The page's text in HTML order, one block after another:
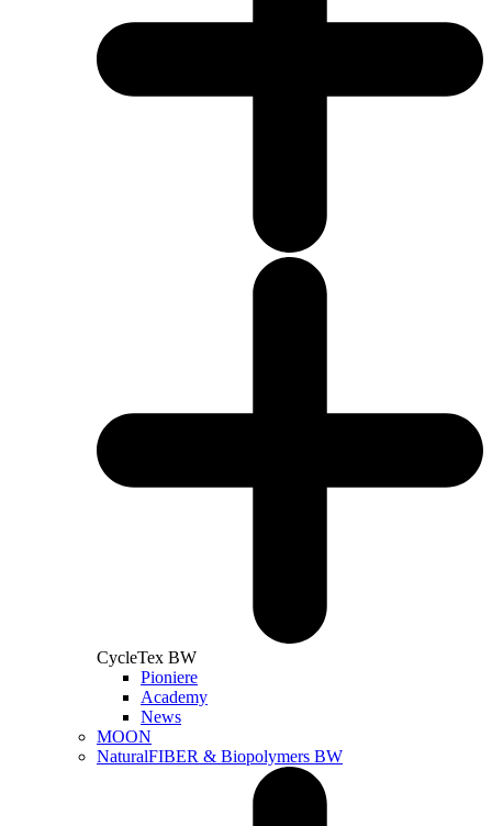
CycleTex BW
Pioniere
Academy
News
MOON
NaturalFIBER & Biopolymers BW